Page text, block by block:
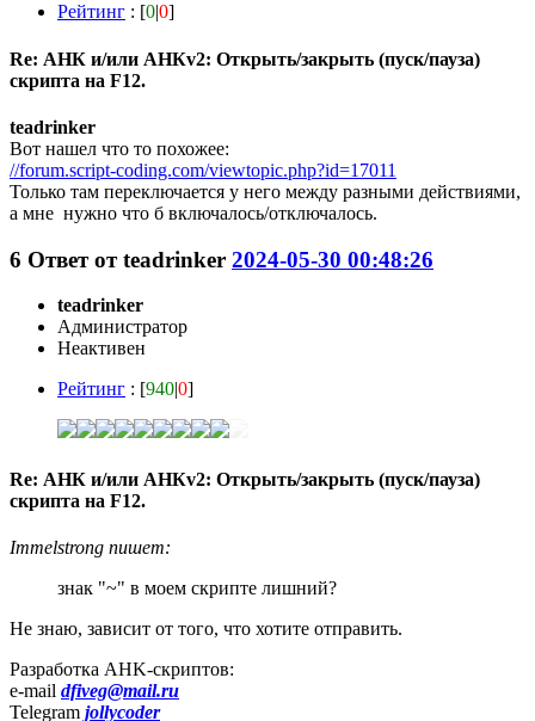
Рейтинг : [0|0]
Re: АНК и/или АНКv2: Открыть/закрыть (пуск/пауза)
скрипта на F12.
teadrinker
Вот нашел что то похожее:
//forum.script-coding.com/viewtopic.php?id=17011
Только там переключается у него между разными действиями,
а мне нужно что б включалось/отключалось.
6 Ответ отteadrinker 2024-05-30 00:48:26
teadrinker
Администратор
Неактивен
Рейтинг : [940|0]
Re: АНК и/или АНКv2: Открыть/закрыть (пуск/пауза)
скрипта на F12.
Immelstrong пишет:
знак "~" в моем скрипте лишний?
Не знаю, зависит от того, что хотите отправить.
Разработка AHK-скриптов:
e-mail dfiveg@mail.ru
Telegram jollycoder